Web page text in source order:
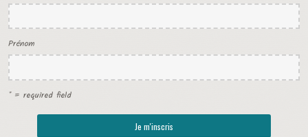
Prénom
* = required field